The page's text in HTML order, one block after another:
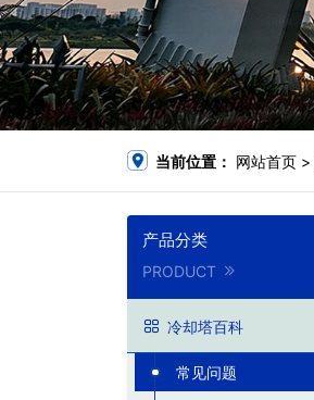
当前位置： 网站首页 >
产品分类
PRODUCT
冷却塔百科
常见问题